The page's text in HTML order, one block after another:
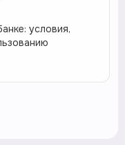
условия,